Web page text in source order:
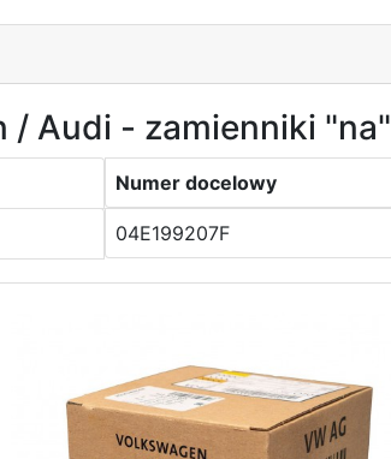
/ Audi - zamienniki "na"
Numer docelowy
04E199207F